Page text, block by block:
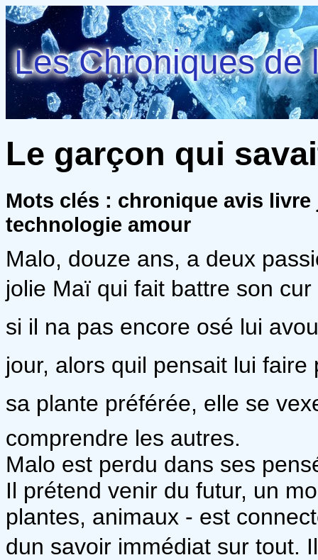
Les Chroniques de
Le garçon qui
Mots clés : chronique avis
technologie amour
Malo, douze ans, a deux
jolie Maï qui fait battre son
si il na pas encore osé lui
jour, alors quil pensait lui
sa plante préférée, elle se
comprendre les autres.
Malo est perdu dans ses
Il prétend venir du futur, un
plantes, animaux - est
dun savoir immédiat sur tout.